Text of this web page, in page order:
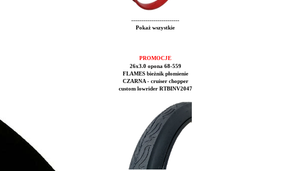
------------------------
Pokaż wszystkie
PROMOCJE
26x3.0 opona 68-559
FLAMES bieżnik płomienie
CZARNA - cruiser chopper
custom lowrider RTBINV2047